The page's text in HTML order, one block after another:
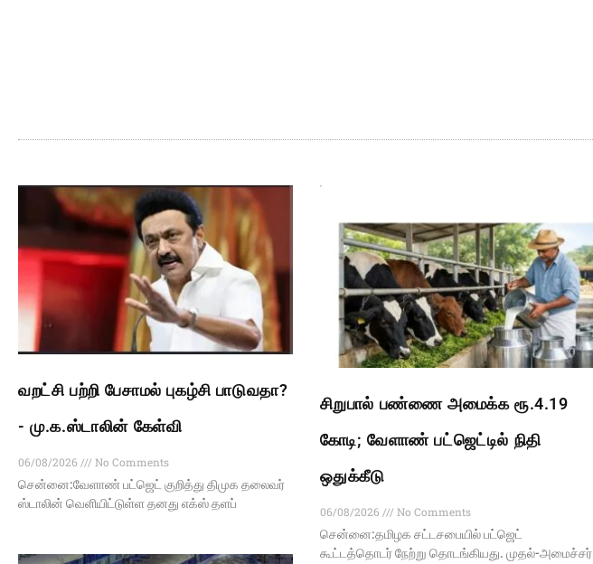
வறட்சி பற்றி பேசாமல் புகழ்சி பாடுவதா?
- மு.க.ஸ்டாலின் கேள்வி
06/08/2026
No Comments
சென்னை:வேளாண் பட்ஜெட் குறித்து திமுக தலைவர்
ஸ்டாலின் வெளியிட்டுள்ள தனது எக்ஸ் தளப்
சிறுபால் பண்ணை அமைக்க ரூ.4.19
கோடி; வேளாண் பட்ஜெட்டில் நிதி
ஒதுக்கீடு
06/08/2026
No Comments
சென்னை:தமிழக சட்டசபையில் பட்ஜெட்
கூட்டத்தொடர் நேற்று தொடங்கியது. முதல்-அமைச்சர்